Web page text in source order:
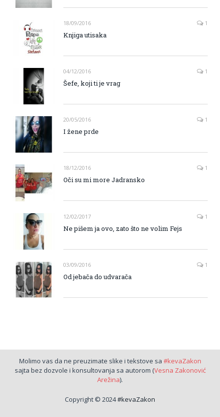
18/09/2016 1
Knjiga utisaka
04/12/2016 1
Šefe, koji ti je vrag
20/05/2016 1
I žene prde
18/12/2016 1
Oči su mi more Jadransko
12/02/2017 1
Ne pišem ja ovo, zato što ne volim Fejs
03/09/2016 1
Od jebača do udvarača
Molimo vas da ne preuzimate slike i tekstove sa #kevaZakon
sajta bez dozvole i konsultovanja sa autorom (Vesna Zakonović
Arežina).
Copyright © 2024#kevaZakon